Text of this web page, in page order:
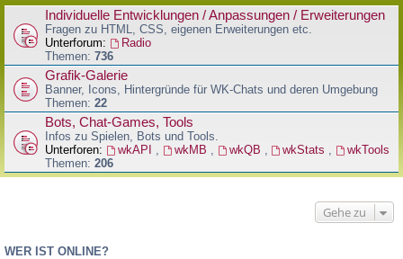
e
Individuelle Entwicklungen / Anpassungen / Erweiterungen
Fragen zu HTML, CSS, eigenen Erweiterungen etc.
Unterforum:
Radio
Themen: 736
Grafik-Galerie
Banner, Icons, Hintergründe für WK-Chats und deren Umgebung
Themen: 22
Bots, Chat-Games, Tools
Infos zu Spielen, Bots und Tools.
Unterforen:
wkAPI wkMB wkQB wkStats
wkTools
Themen: 206
Gehe zu
WER IST ONLINE?